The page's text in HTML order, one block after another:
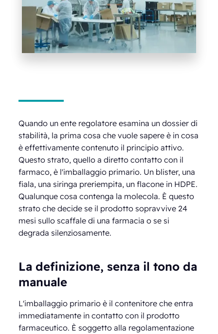
Quando un ente regolatore esamina un dossier di
stabilità, la prima cosa che vuole sapere è in cosa
è effettivamente contenuto il principio attivo.
Questo strato, quello a diretto contatto con il
farmaco, è l'imballaggio primario. Un blister, una
fiala, una siringa preriempita, un flacone in HDPE.
Qualunque cosa contenga la molecola. È questo
strato che decide se il prodotto sopravvive 24
mesi sullo scaffale di una farmacia o se si
degrada silenziosamente.
La definizione, senza il tono da
manuale
L'imballaggio primario è il contenitore che entra
immediatamente in contatto con il prodotto
farmaceutico. È soggetto alla regolamentazione